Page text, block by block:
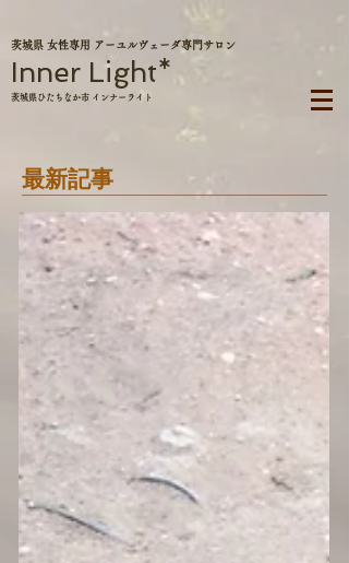
茨城県 女性専用 アーユルヴェーダ専門サロン
Inner Light*
茨城県ひたちなか市 インナーライト
最新記事